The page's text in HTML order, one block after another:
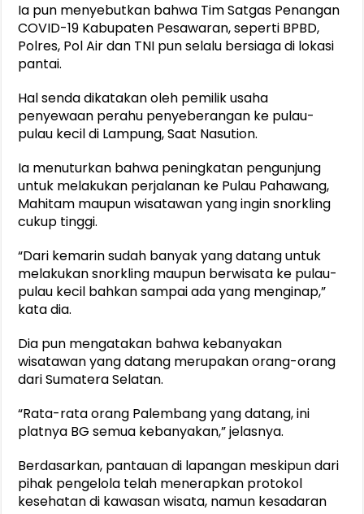
Ia pun menyebutkan bahwa Tim Satgas Penangan
COVID-19 Kabupaten Pesawaran, seperti BPBD,
Polres, Pol Air dan TNI pun selalu bersiaga di lokasi
pantai.
Hal senda dikatakan oleh pemilik usaha
penyewaan perahu penyeberangan ke pulau-
pulau kecil di Lampung, Saat Nasution.
Ia menuturkan bahwa peningkatan pengunjung
untuk melakukan perjalanan ke Pulau Pahawang,
Mahitam maupun wisatawan yang ingin snorkling
cukup tinggi.
“Dari kemarin sudah banyak yang datang untuk
melakukan snorkling maupun berwisata ke pulau-
pulau kecil bahkan sampai ada yang menginap,”
kata dia.
Dia pun mengatakan bahwa kebanyakan
wisatawan yang datang merupakan orang-orang
dari Sumatera Selatan.
“Rata-rata orang Palembang yang datang, ini
platnya BG semua kebanyakan,” jelasnya.
Berdasarkan, pantauan di lapangan meskipun dari
pihak pengelola telah menerapkan protokol
kesehatan di kawasan wisata, namun kesadaran